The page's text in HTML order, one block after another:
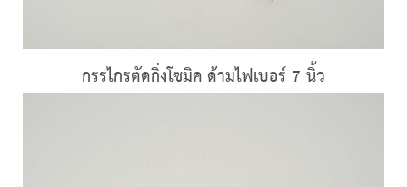
กรรไกรตัดกิ่งโซมิค ด้ามไฟเบอร์ 7 นิ้ว